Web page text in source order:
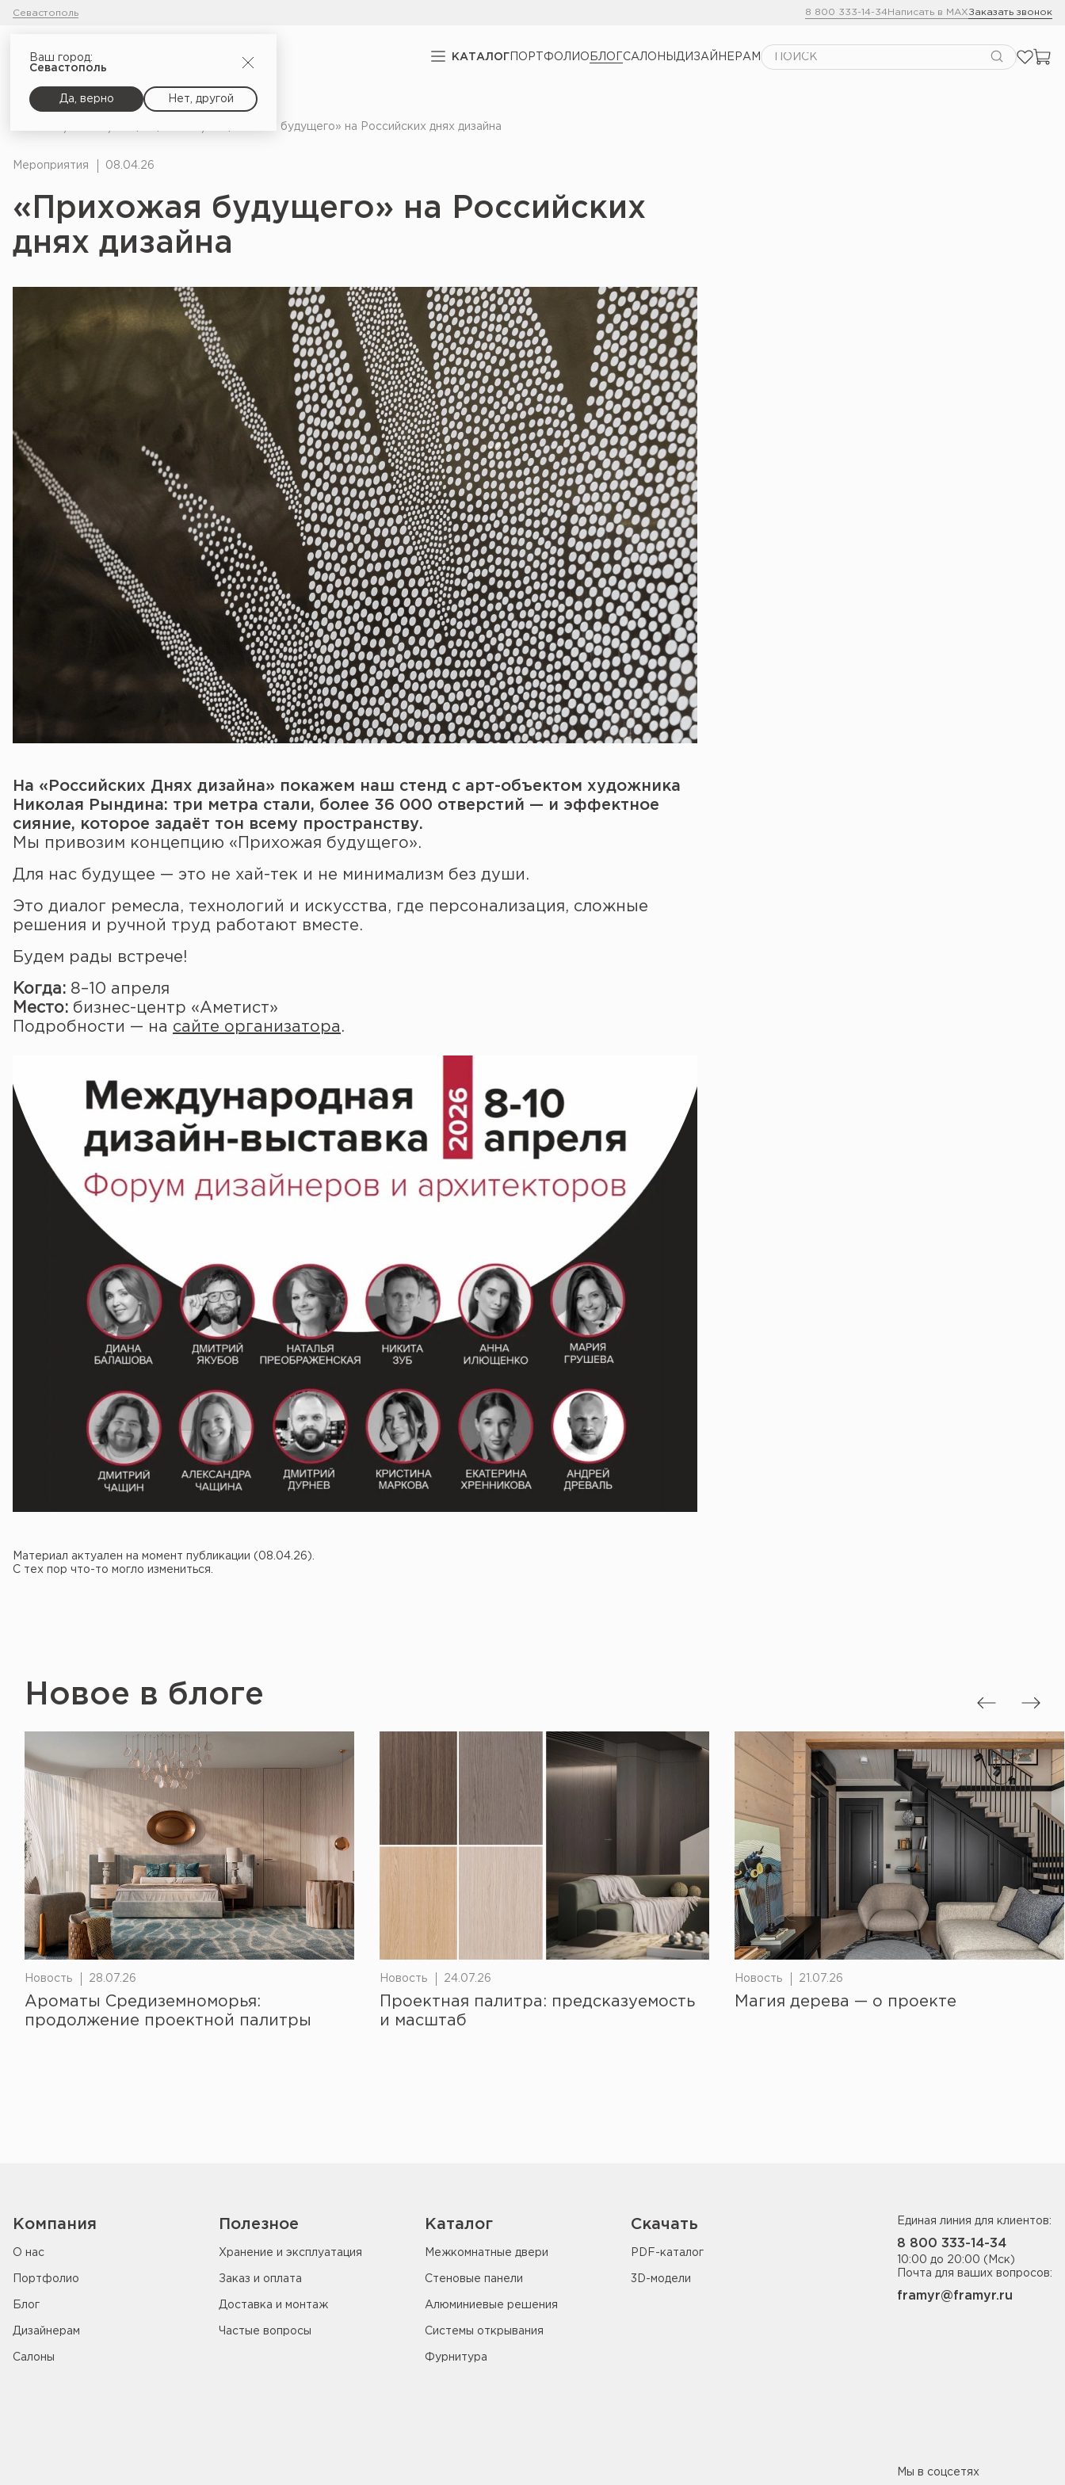
Севастополь 8 800 333-14-34Написать в MAXЗаказать звонок
КАТАЛОГ ПОРТФОЛИО БЛОГСАЛОНЫ ДИЗАЙНЕРАМ
Ваш город:
Севастополь
Да, верно Нет, другой
«Прихожая будущего» на Российских днях дизайна
Мероприятия 08.04.26
«Прихожая будущего» на Российских
днях дизайна
На «Российских Днях дизайна» покажем наш стенд с арт-объектом художника
Николая Рындина: три метра стали, более 36 000 отверстий — и эффектное
сияние, которое задаёт тон всему пространству.
Мы привозим концепцию «Прихожая будущего».
Для нас будущее — это не хай-тек и не минимализм без души.
Это диалог ремесла, технологий и искусства, где персонализация, сложные
решения и ручной труд работают вместе.
Будем рады встрече!
Когда: 8–10 апреля
Место: бизнес-центр «Аметист»
Подробности — на сайте организатора .
Материал актуален на момент публикации (08.04.26).
С тех пор что-то могло измениться.
Новое в блоге
Новость 28.07.26
Ароматы Средиземноморья:
продолжение проектной палитры
Новость 24.07.26
Проектная палитра: предсказуемость
и масштаб
Новость 21.07.26
Магия дерева — о проекте
Компания
О нас
Портфолио
Блог
Дизайнерам
Салоны
Полезное
Хранение и эксплуатация
Заказ и оплата
Доставка и монтаж
Частые вопросы
Каталог
Межкомнатные двери
Стеновые панели
Алюминиевые решения
Системы открывания
Фурнитура
Скачать
PDF-каталог
3D-модели
Единая линия для клиентов:
8 800 333-14-34
10:00 до 20:00 (Мск)
Почта для ваших вопросов:
framyr@framyr.ru
Мы в соцсетях